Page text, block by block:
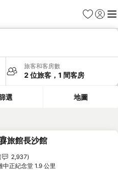
我的最愛
登入 選
旅客和客房數
2 位旅客，1 間客房
選 地圖
加入我的最愛
旅館長沙館
2,937
中正紀念堂 1.9 公里